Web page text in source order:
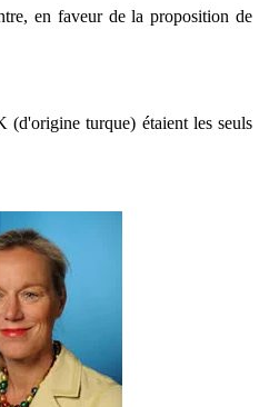
en faveur de la proposition de
(d'origine turque) étaient les seuls